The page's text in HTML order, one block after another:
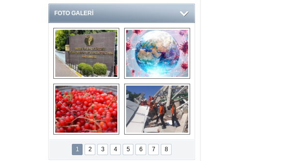
FOTO GALERİ
Ve burası da bir
devlet hastanesi
14 soruda
Koronavirüs
hakkında kendinizi
test edin...
Gilaburu meyvesi
kanserden koruyor
Endonezya’daki
deprem: Ölü sayısı
bin 203'e yükseldi
1 2 3 4 5 6 7 8